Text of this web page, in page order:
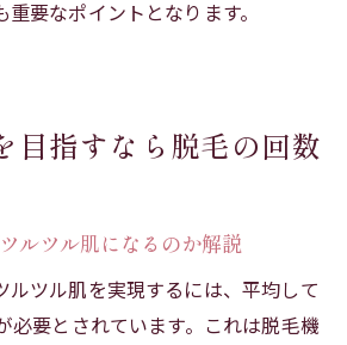
要なポイントとなります。
目指すなら脱毛の回数
ルツル肌になるのか解説
ルツル肌を実現するには、平均して
必要とされています。これは脱毛機